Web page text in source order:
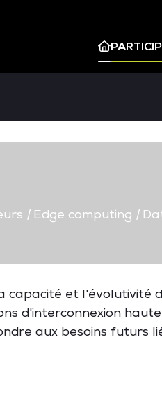
|Edge computing |
capacité et l'évolutivité
d'interconnexionhaute
aux besoins futurs